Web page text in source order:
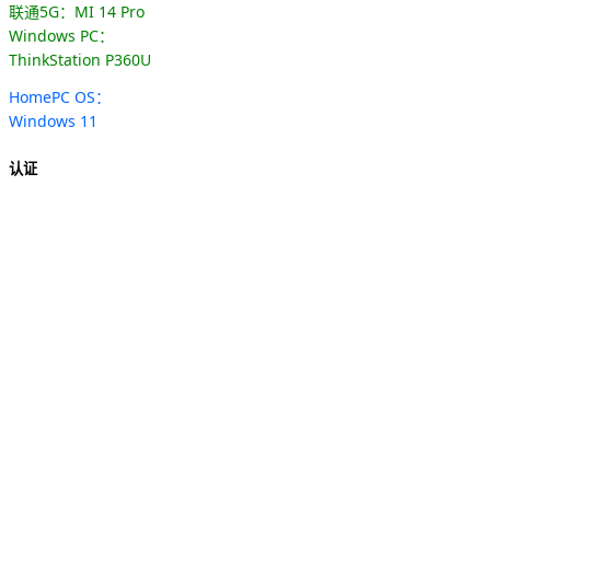
联通5G：MI 14 Pro
Windows PC：
ThinkStation P360U
HomePC OS：
Windows 11
认证